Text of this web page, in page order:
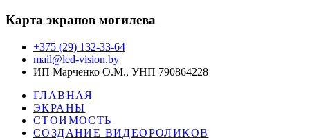
Карта экранов могилева
+375 (29) 132-33-64
mail@led-vision.by
ИП Марченко О.М., УНП 790864228
ГЛАВНАЯ
ЭКРАНЫ
СТОИМОСТЬ
СОЗДАНИЕ ВИДЕОРОЛИКОВ